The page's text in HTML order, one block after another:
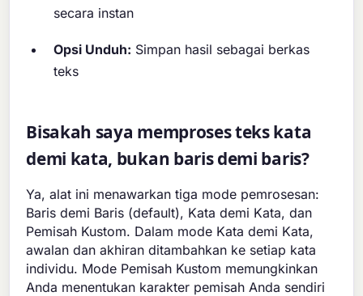
secara instan
Opsi Unduh: Simpan hasil sebagai berkas
teks
Bisakah saya memproses teks kata
demi kata, bukan baris demi baris?
Ya, alat ini menawarkan tiga mode pemrosesan:
Baris demi Baris (default), Kata demi Kata, dan
Pemisah Kustom. Dalam mode Kata demi Kata,
awalan dan akhiran ditambahkan ke setiap kata
individu. Mode Pemisah Kustom memungkinkan
Anda menentukan karakter pemisah Anda sendiri